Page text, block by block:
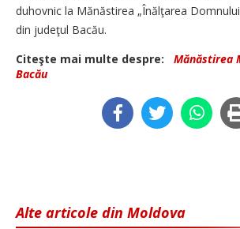
duhovnic la Mănăstirea „Înălţarea
din judeţul Bacău.
Citeşte mai multe despre:
Mănăstirea
Bacău
Alte articole din Moldova